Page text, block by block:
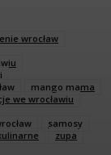
wrocław
mango mama
we wrocławiu
samosy
zupa